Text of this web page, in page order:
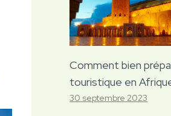
Comment bien
touristique en
30 septembre 2023